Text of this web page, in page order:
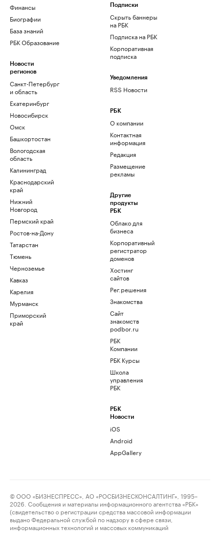
Финансы
Биографии
База знаний
РБК Образование
Новости
регионов
Санкт-Петербург
и область
Екатеринбург
Новосибирск
Омск
Башкортостан
Вологодская
область
Калининград
Краснодарский
край
Нижний
Новгород
Пермский край
Ростов-на-Дону
Татарстан
Тюмень
Черноземье
Кавказ
Карелия
Мурманск
Приморский
край
Подписки
Скрыть баннеры
на РБК
Подписка на РБК
Корпоративная
подписка
Уведомления
RSS Новости
РБК
О компании
Контактная
информация
Редакция
Размещение
рекламы
Другие
продукты
РБК
Облако для
бизнеса
Корпоративный
регистратор
доменов
Хостинг
сайтов
Рег.решения
Знакомства
Сайт
знакомств
podbor.ru
РБК
Компании
РБК Курсы
Школа
управления
РБК
РБК
Новости
iOS
Android
AppGallery
© ООО «БИЗНЕСПРЕСС», АО «РОСБИЗНЕСКОНСАЛТИНГ», 1995–
2026. Сообщения и материалы информационного агентства «РБК»
(свидетельство о регистрации средства массовой информации
выдано Федеральной службой по надзору в сфере связи,
информационных технологий и массовых коммуникаций